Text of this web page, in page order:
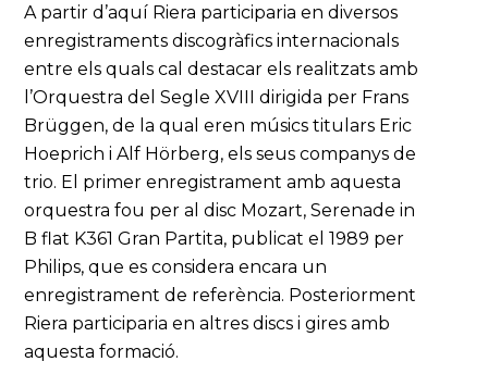
A partir d’aquí Riera participaria en diversos
enregistraments discogràfics internacionals
entre els quals cal destacar els realitzats amb
l’Orquestra del Segle XVIII dirigida per Frans
Brüggen, de la qual eren músics titulars Eric
Hoeprich i Alf Hörberg, els seus companys de
trio. El primer enregistrament amb aquesta
orquestra fou per al disc Mozart, Serenade in
B flat K361 Gran Partita, publicat el 1989 per
Philips, que es considera encara un
enregistrament de referència. Posteriorment
Riera participaria en altres discs i gires amb
aquesta formació.